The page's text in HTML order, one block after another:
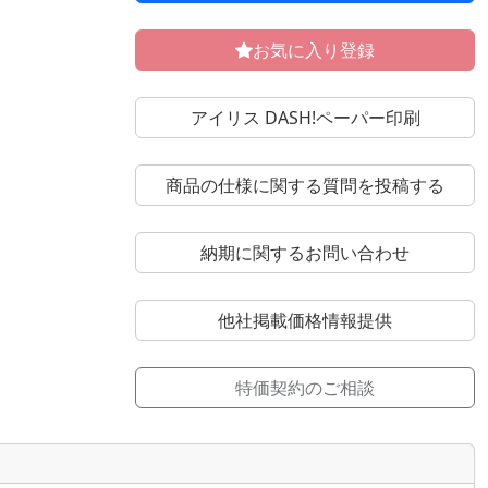
お気に入り登録
アイリス DASH!ペーパー印刷
商品の仕様に関する質問を投稿する
納期に関するお問い合わせ
他社掲載価格情報提供
特価契約のご相談